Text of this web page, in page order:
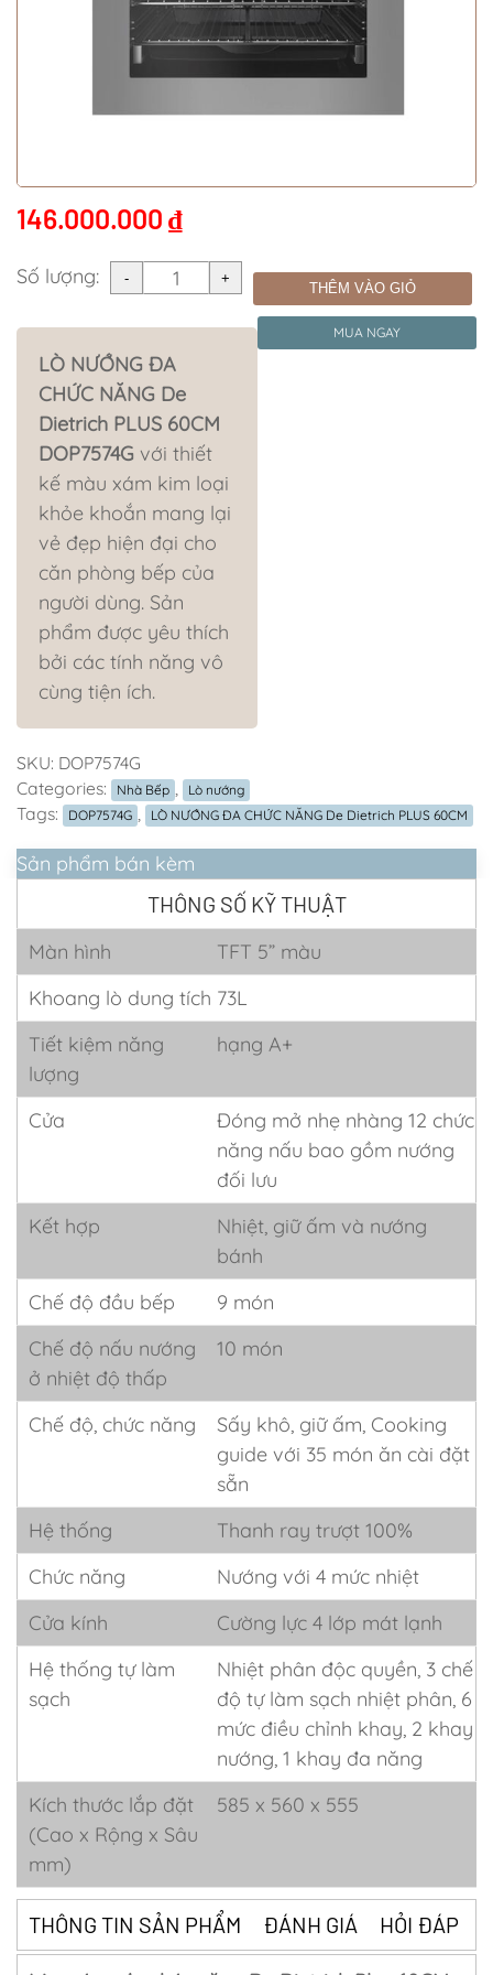
146.000.000 ₫
Số lượng: THÊM VÀO GIỎ
MUA NGAY
LÒ NƯỚNG ĐA
CHỨC NĂNG De
Dietrich PLUS 60CM
DOP7574G với thiết
kế màu xám kim loại
khỏe khoắn mang lại
vẻ đẹp hiện đại cho
căn phòng bếp của
người dùng. Sản
phẩm được yêu thích
bởi các tính năng vô
cùng tiện ích.
SKU: DOP7574G
Categories:
Nhà Bếp , Lò nướng
Tags: DOP7574G , LÒ NƯỚNG ĐA CHỨC NĂNG De Dietrich PLUS 60CM
Sản phẩm bán kèm
THÔNG SỐ KỸ THUẬT
Màn hình
TFT 5” màu
Khoang lò dung tích 73L
Tiết kiệm năng
lượng
hạng A+
Cửa
Đóng mở nhẹ nhàng 12 chức
năng nấu bao gồm nướng
đối lưu
Kết hợp
Nhiệt, giữ ấm và nướng
bánh
Chế độ đầu bếp
9 món
Chế độ nấu nướng
ở nhiệt độ thấp
10 món
Chế độ, chức năng
Sấy khô, giữ ấm, Cooking
guide với 35 món ăn cài đặt
sẵn
Hệ thống
Thanh ray trượt 100%
Chức năng
Nướng với 4 mức nhiệt
Cửa kính
Cường lực 4 lớp mát lạnh
Hệ thống tự làm
sạch
Nhiệt phân độc quyền, 3 chế
độ tự làm sạch nhiệt phân, 6
mức điều chỉnh khay, 2 khay
nướng, 1 khay đa năng
Kích thước lắp đặt
(Cao x Rộng x Sâu
mm)
585 x 560 x 555
THÔNG TIN SẢN PHẨM ĐÁNH GIÁ HỎI ĐÁP